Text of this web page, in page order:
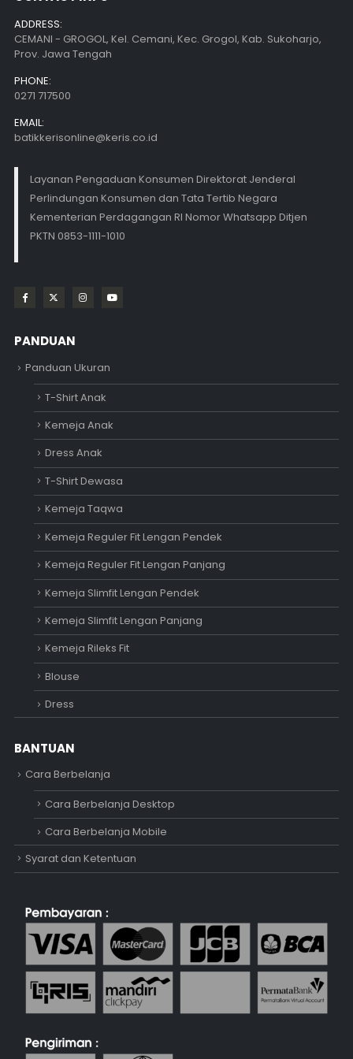
ADDRESS:
CEMANI - GROGOL, Kel. Cemani, Kec. Grogol, Kab. Sukoharjo,
Prov. Jawa Tengah
PHONE:
0271 717500
EMAIL:
batikkerisonline@keris.co.id
Layanan Pengaduan Konsumen Direktorat Jenderal
Perlindungan Konsumen dan Tata Tertib Negara
Kementerian Perdagangan RI Nomor Whatsapp Ditjen
PKTN 0853-1111-1010
PANDUAN
Panduan Ukuran
T-Shirt Anak
Kemeja Anak
Dress Anak
T-Shirt Dewasa
Kemeja Taqwa
Kemeja Reguler Fit Lengan Pendek
Kemeja Reguler Fit Lengan Panjang
Kemeja Slimfit Lengan Pendek
Kemeja Slimfit Lengan Panjang
Kemeja Rileks Fit
Blouse
Dress
BANTUAN
Cara Berbelanja
Cara Berbelanja Desktop
Cara Berbelanja Mobile
Syarat dan Ketentuan